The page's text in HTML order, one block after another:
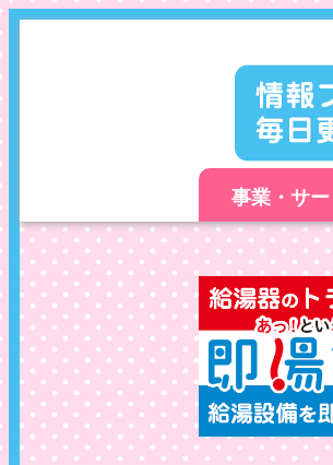
事業・サ